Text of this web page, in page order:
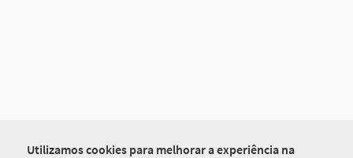
Utilizamos cookies para melhorar a experiência na